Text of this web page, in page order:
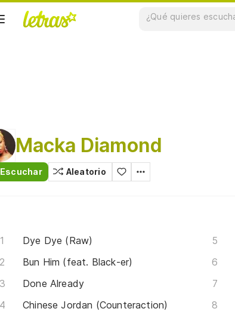
Macka Diamond
Escuchar Aleatorio
Dye Dye (Raw)
Bun Him (feat. Black-er)
Done Already
Chinese Jordan (Counteraction)